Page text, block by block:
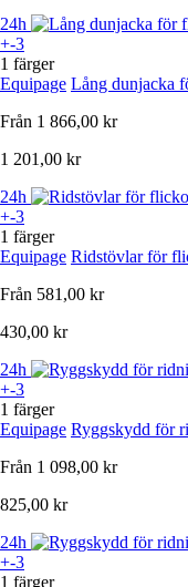
24h
+-3
1 färger
Equipage Lång dunjacka
Från 1 866,00 kr
1 201,00 kr
24h
+-3
1 färger
Equipage Ridstövlar för
Från 581,00 kr
430,00 kr
24h
+-3
1 färger
Equipage Ryggskydd för
Från 1 098,00 kr
825,00 kr
24h
+-3
1 färger